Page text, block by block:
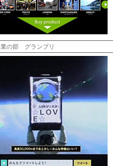
業の部 グランプリ